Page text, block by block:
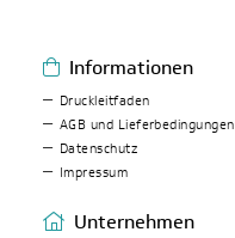
Informationen
Druckleitfaden
AGB und Lieferbedingungen
Datenschutz
Impressum
Unternehmen